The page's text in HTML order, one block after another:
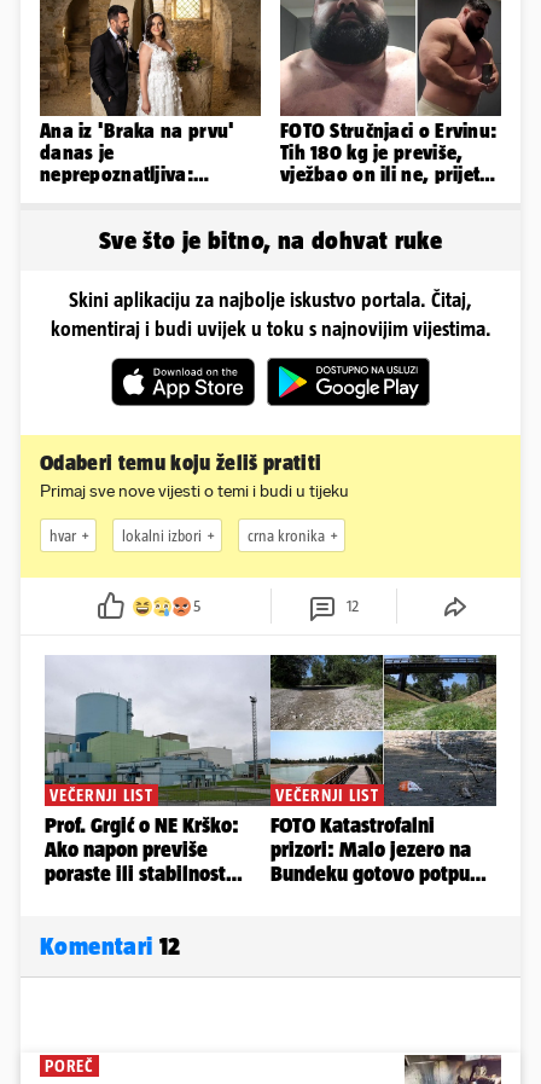
Ana iz 'Braka na prvu'
danas je
neprepoznatljiva:
FOTO Stručnjaci o Ervinu:
Tih 180 kg je previše,
vježbao on ili ne, prijete
Sve što je bitno, na dohvat ruke
Skini aplikaciju za najbolje iskustvo portala. Čitaj,
komentiraj i budi uvijek u toku s najnovijim vijestima.
Odaberi temu koju želiš pratiti
Primaj sve nove vijesti o temi i budi u tijeku
hvar lokalni izbori crna kronika
5 12
Komentari 12
POREČ